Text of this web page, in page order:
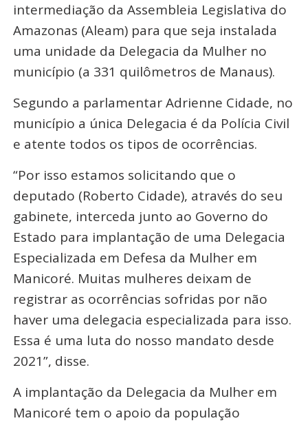
intermediação da Assembleia Legislativa do
Amazonas (Aleam) para que seja instalada
uma unidade da Delegacia da Mulher no
município (a 331 quilômetros de Manaus).
Segundo a parlamentar Adrienne Cidade, no
município a única Delegacia é da Polícia Civil
e atente todos os tipos de ocorrências.
“Por isso estamos solicitando que o
deputado (Roberto Cidade), através do seu
gabinete, interceda junto ao Governo do
Estado para implantação de uma Delegacia
Especializada em Defesa da Mulher em
Manicoré. Muitas mulheres deixam de
registrar as ocorrências sofridas por não
haver uma delegacia especializada para isso.
Essa é uma luta do nosso mandato desde
2021”, disse.
A implantação da Delegacia da Mulher em
Manicoré tem o apoio da população